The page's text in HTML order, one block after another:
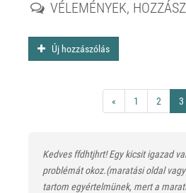
VÉLEMÉNYEK,
Új hozzászólás
« 1 2 3
Kedves ffdhtjhrt! Egy kicsit igazad
problémát okoz.(maratási oldal
tartom egyértelmünek, mert a